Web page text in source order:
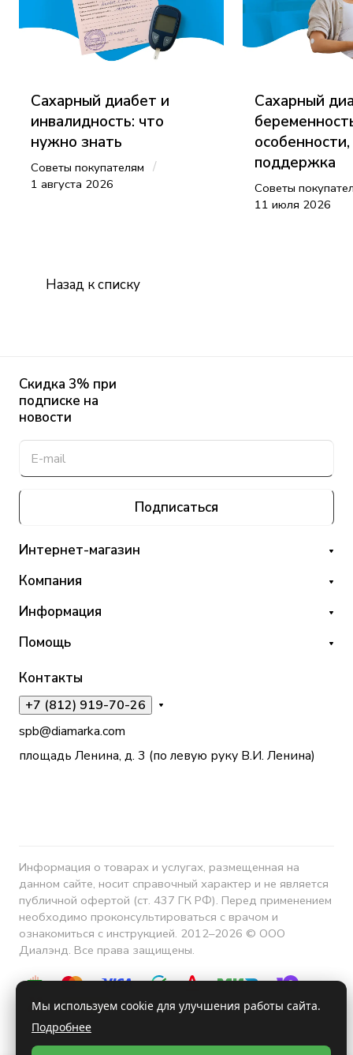
Сахарный диабет и
инвалидность: что
нужно знать
Советы покупателям /
1 августа 2026
Сахарный
поддержка
Советы
11 июля 2026
Назад к списку
Скидка 3% при
подписке на
новости
Подписаться
Интернет-магазин
Компания
Информация
Помощь
Контакты
+7 (812) 919-70-26
spb@diamarka.com
площадь Ленина, д. 3 (по левую руку В.И. Ленина)
Информация о товарах и услугах, размещенная на
данном сайте, носит справочный характер и не является
публичной офертой (ст. 437 ГК РФ). Перед применением
необходимо проконсультироваться с врачом и
ознакомиться с инструкцией. 2012–2026 © ООО
Диалэнд. Все права защищены.
Конфиденциальность
Мы используем cookie для улучшения работы сайта.
Подробнее